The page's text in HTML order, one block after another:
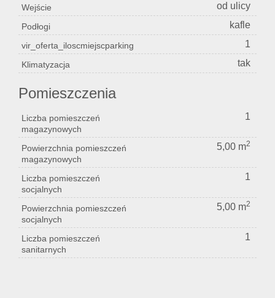
Wejście od ulicy
Podłogi kafle
vir_oferta_iloscmiejscparking 1
Klimatyzacja tak
Pomieszczenia
Liczba pomieszczeń
magazynowych
1
Powierzchnia pomieszczeń
magazynowych
5,00 m2
Liczba pomieszczeń
socjalnych
1
Powierzchnia pomieszczeń
socjalnych
5,00 m2
Liczba pomieszczeń
sanitarnych
1